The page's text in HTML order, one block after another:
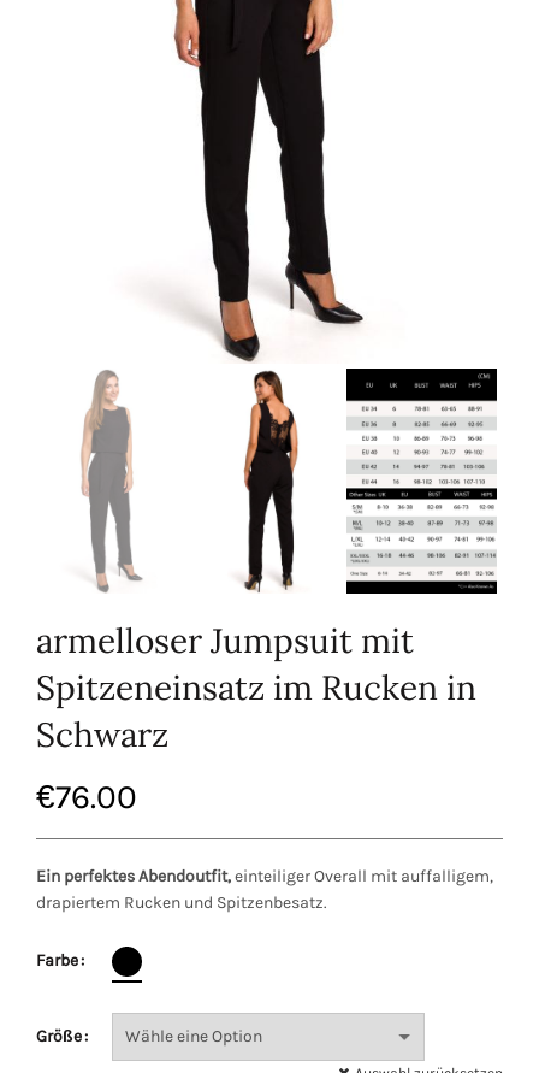
armelloser Jumpsuit mit
Spitzeneinsatz im Rucken in
Schwarz
€76.00
Ein perfektes Abendoutfit,einteiliger Overall mit auffalligem,
drapiertem Rucken und Spitzenbesatz.
Farbe
Größe